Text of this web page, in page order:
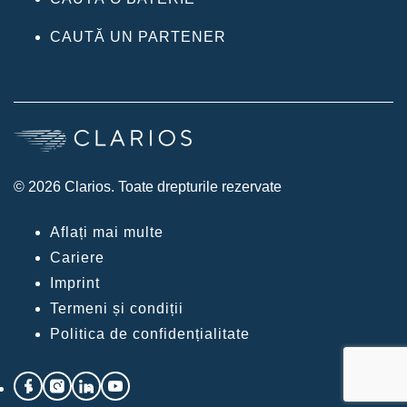
CAUTĂ UN PARTENER
© 2026 Clarios. Toate drepturile rezervate
Aflați mai multe
Cariere
Imprint
Termeni și condiții
Politica de confidențialitate